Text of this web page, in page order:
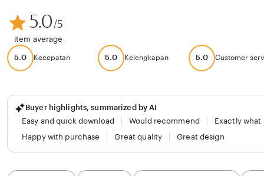
5.0/5
item average
5.0 Kecepatan 5.0 Kelengkapan 5.0 Customer
Buyer highlights, summarized by AI
Easy and quick download
Would recommend
Exactly what
Happy with purchase
Great quality Great design